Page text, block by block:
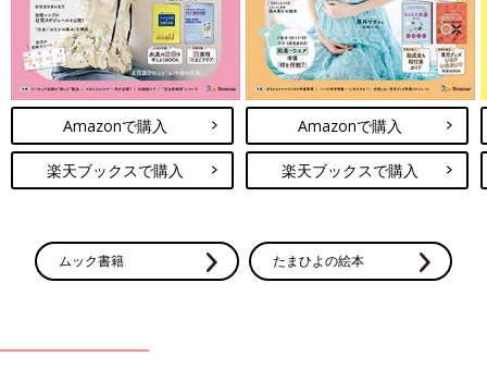
Amazonで購入
楽天ブックスで購入
Amazonで購入
楽天ブックスで購入
ムック書籍 たまひよの絵本